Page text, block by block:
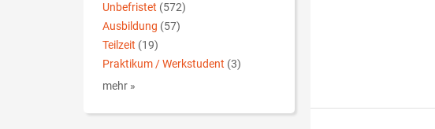
Unbefristet (572)
Ausbildung (57)
Teilzeit (19)
Praktikum / Werkstudent (3)
mehr »